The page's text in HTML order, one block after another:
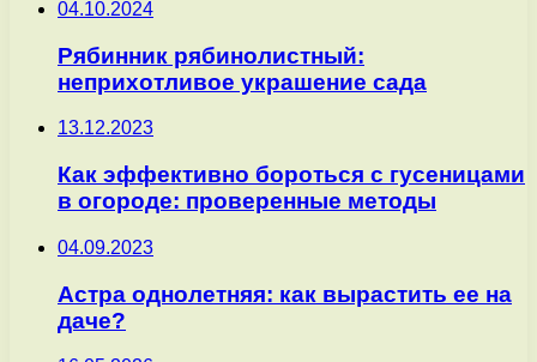
04.10.2024
Рябинник рябинолистный:
неприхотливое украшение сада
13.12.2023
Как эффективно бороться с гусеницами
в огороде: проверенные методы
04.09.2023
Астра однолетняя: как вырастить ее на
даче?